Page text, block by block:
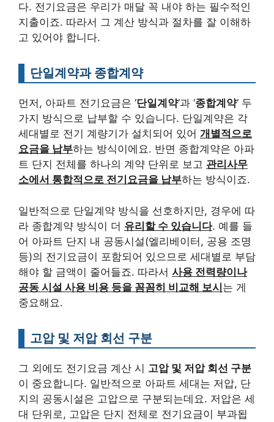
다. 전기요금은 우리가 매달 꼭 내야 하는 필수적인
지출이죠. 따라서 그 계산 방식과 절차를 잘 이해하
고 있어야 합니다.
단일계약과 종합계약
먼저, 아파트 전기요금은 ‘단일계약‘과 ‘종합계약‘ 두
가지 방식으로 납부할 수 있습니다. 단일계약은 각
세대별로 전기 계량기가 설치되어 있어 개별적으로
요금을 납부하는 방식이에요. 반면 종합계약은 아파
트 단지 전체를 하나의 계약 단위로 보고 관리사무
소에서 통합적으로 전기요금을 납부하는 방식이죠.
일반적으로 단일계약 방식을 선호하지만, 경우에 따
라 종합계약 방식이 더 유리할 수 있습니다. 예를 들
어 아파트 단지 내 공동시설(엘리베이터, 공용 조명
등)의 전기요금이 포함되어 있으므로 세대별로 부담
해야 할 금액이 줄어들죠. 따라서 사용 전력량이나
공동 시설 사용 비용 등을 꼼꼼히 비교해 보시는 게
중요해요.
고압 및 저압 회선 구분
그 외에도 전기요금 계산 시 고압 및 저압 회선 구분
이 중요합니다. 일반적으로 아파트 세대는 저압, 단
지의 공동시설은 고압으로 구분되는데요. 저압은 세
대 단위로, 고압은 단지 전체로 전기요금이 부과됩